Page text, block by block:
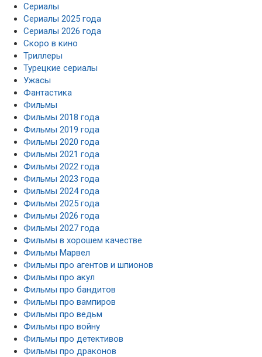
Сериалы
Сериалы 2025 года
Сериалы 2026 года
Скоро в кино
Триллеры
Турецкие сериалы
Ужасы
Фантастика
Фильмы
Фильмы 2018 года
Фильмы 2019 года
Фильмы 2020 года
Фильмы 2021 года
Фильмы 2022 года
Фильмы 2023 года
Фильмы 2024 года
Фильмы 2025 года
Фильмы 2026 года
Фильмы 2027 года
Фильмы в хорошем качестве
Фильмы Марвел
Фильмы про агентов и шпионов
Фильмы про акул
Фильмы про бандитов
Фильмы про вампиров
Фильмы про ведьм
Фильмы про войну
Фильмы про детективов
Фильмы про драконов